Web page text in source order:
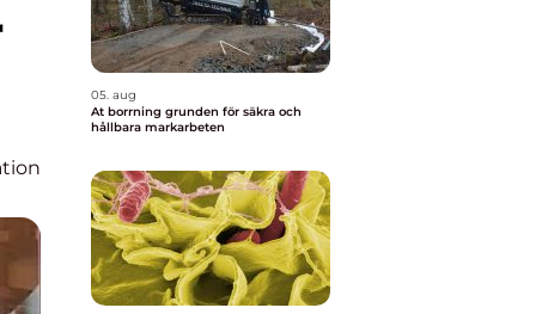
05. aug
At borrning grunden för säkra och
hållbara markarbeten